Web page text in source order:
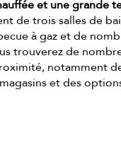
et une grande
de trois salles de
à gaz et de
trouverez de
notamment
et des